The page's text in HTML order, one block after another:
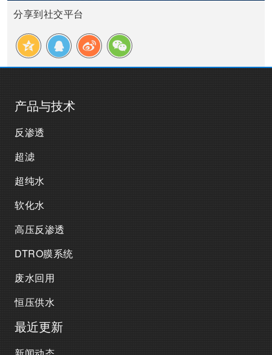
分享到社交平台
产品与技术
反渗透
超滤
超纯水
软化水
高压反渗透
DTRO膜系统
废水回用
恒压供水
最近更新